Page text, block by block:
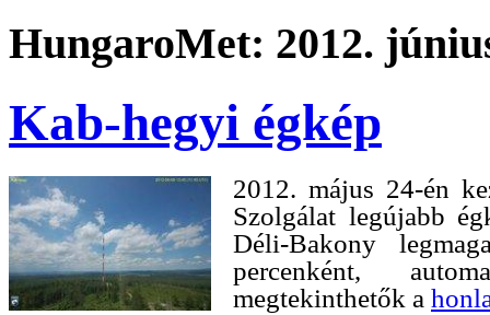
HungaroMet: 2012.
Kab-hegyi égkép
2012. május 24-én
Szolgálat legújabb
Déli-Bakony
percenként,
megtekinthetők a